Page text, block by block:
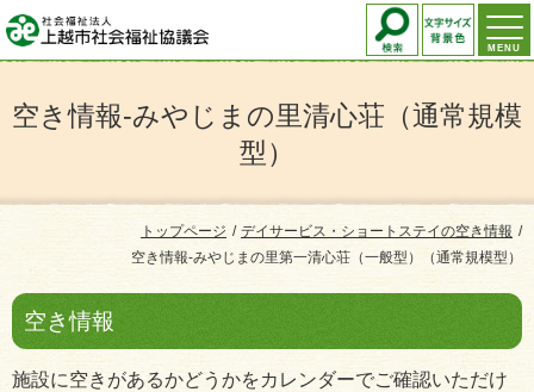
MENU
空き情報-みやじまの里清心荘（通常規模
型）
トップページ
デイサービス・ショートステイの空き情報
空き情報-みやじまの里第一清心荘（一般型）（通常規模型）
空き情報
施設に空きがあるかどうかをカレンダーでご確認いただけ